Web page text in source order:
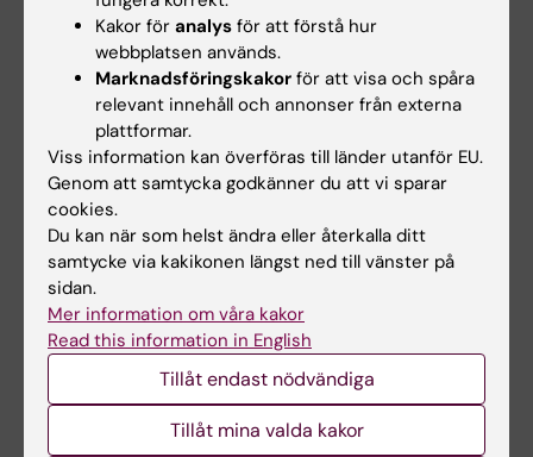
färdighetsträning och HLR-övning.
Sjukhusbunden käkkirurgi, 2,5 hp
Examination: Skriftlig examination och klinisk
prestation.
Obligatorier: Seminarier och klinisk
färdighetsträning.
Examinator bedömer om och i så fall hur
frånvaro från obligatoriska utbildningsinslag
kan tas igen. Innan studenten deltagit i de
obligatoriska utbildningsinslagen eller tagit
igen frånvaro i enlighet med examinators
anvisningar kan inte studieresultaten
Kakor för analys för att förstå hur
webbplatsen används.
Marknadsföringskakor för att visa och spåra
relevant innehåll och annonser från externa
plattformar.
Viss information kan överföras till länder utanför EU.
Genom att samtycka godkänner du att vi sparar
cookies.
Du kan när som helst ändra eller återkalla ditt
samtycke via kakikonen längst ned till vänster på
sidan.
Mer information om våra kakor
Read this information in English
Tillåt endast nödvändiga
Tillåt mina valda kakor